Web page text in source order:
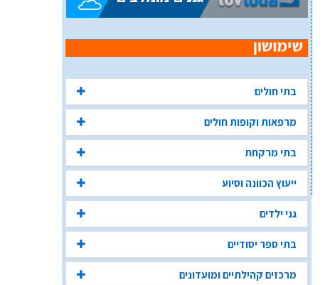
בתי חולים
מרפאות וקופות חולים
בתי מרקחת
ייעוץ הכוונה וסיוע
גני ילדים
בתי ספר יסודיים
מרכזים קהילתיים ומועדונים